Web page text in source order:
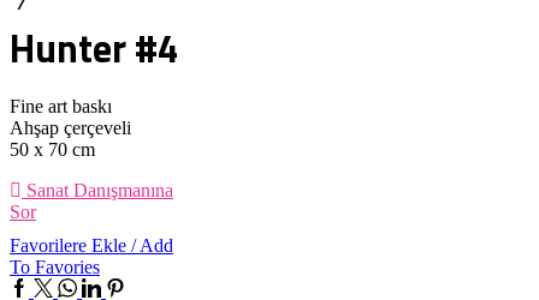
Hunter #4
Fine art baskı
Ahşap çerçeveli
50 x 70 cm
Sanat Danışmanına
Sor
Favorilere Ekle / Add
To Favories
Facebook
Twitter
Whatsapp
Linkedin
Pinterest